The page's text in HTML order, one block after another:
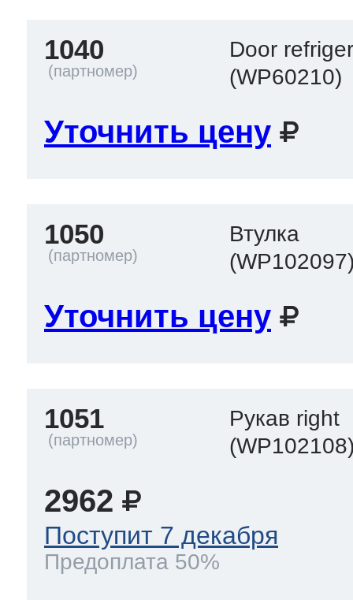
1040
Door
(WP60210)
Уточнить цену
1050
Втулка
Уточнить цену
1051
Рукав right
2962
Поступит 7 декабря
Предоплата 50%